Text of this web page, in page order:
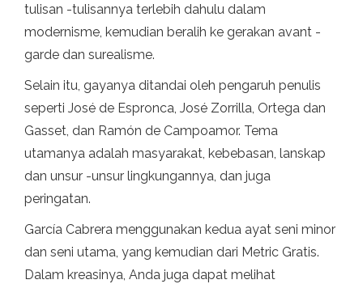
tulisan -tulisannya terlebih dahulu dalam
modernisme, kemudian beralih ke gerakan avant -
garde dan surealisme.
Selain itu, gayanya ditandai oleh pengaruh penulis
seperti José de Espronca, José Zorrilla, Ortega dan
Gasset, dan Ramón de Campoamor. Tema
utamanya adalah masyarakat, kebebasan, lanskap
dan unsur -unsur lingkungannya, dan juga
peringatan.
García Cabrera menggunakan kedua ayat seni minor
dan seni utama, yang kemudian dari Metric Gratis.
Dalam kreasinya, Anda juga dapat melihat